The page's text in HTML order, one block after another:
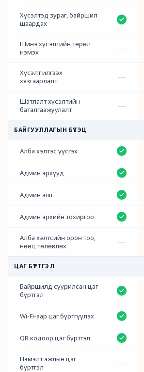
Хүсэлтэд зураг, байршил
шаардах
Шинэ хүсэлтийн төрөл
нэмэх
—
Хүсэлт илгээх
хязгаарлалт
—
Шатлалт хүсэлтийн
баталгаажуулалт
—
БАЙГУУЛЛАГЫН БҮТЭЦ
Алба хэлтэс үүсгэх
Админ эрхүүд
Админ апп
Админ эрхийн тохиргоо
Алба хэлтсийн орон тоо,
нөөц төлөвлөх
—
ЦАГ БҮРТГЭЛ
Байршилд суурилсан цаг
бүртгэл
Wi-Fi-аар цаг бүртгүүлэх
QR кодоор цаг бүртгэл
Нэмэлт ажлын цаг
бүртгэл
—